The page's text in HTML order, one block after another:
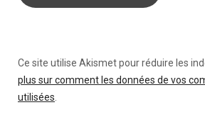
Ce site utilise Akismet pour réduire les
plus sur comment les données de vos
utilisées.